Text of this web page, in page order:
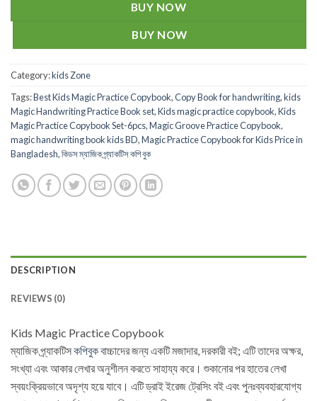
BUY NOW
BUY NOW
Category:kids Zone
Tags:Best Kids Magic Practice Copybook,Copy Book for handwriting,kids
Magic Handwriting Practice Book set,Kids magic practice copybook,Kids
Magic Practice Copybook Set-6pcs,Magic Groove Practice Copybook,
magic handwriting book kids BD,Magic Practice Copybook for Kids Price in
Bangladesh,কিডস ম্যাজিক প্র্যাকটিস কপি বুক
DESCRIPTION
REVIEWS (0)
Kids Magic Practice Copybook
ম্যাজিক প্র্যাকটিসকপিবুকবাচ্চাদের জন্য একটি মজাদার, দরকারী বই; এটি তাদের অক্ষর,
সংখ্যা এবং আকার লেখার অনুশীলন করতে সাহায্য করে। শুকানোর পর হাতের লেখা
স্বয়ংক্রিয়ভাবে অদৃশ্য হয়ে যাবে। এটি ড্রাই ইরেজ ট্রেসিং বই এবং পুনঃব্যবহারযোগ্য